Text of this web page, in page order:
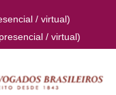
/ virtual)
/ virtual)